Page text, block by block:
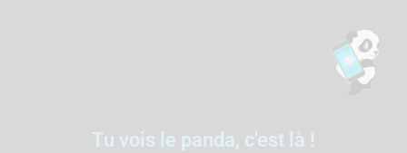
Tu vois le panda, c'est là !